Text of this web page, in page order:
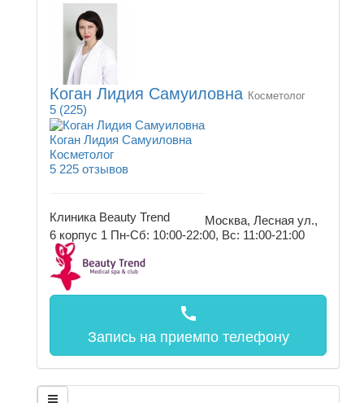
Коган Лидия Самуиловна Косметолог
5 (225)
Коган Лидия Самуиловна
Косметолог
5 225 отзывов
Клиника Beauty Trend
Москва, Лесная ул.,
6 корпус 1 Пн-Сб: 10:00-22:00, Вс: 11:00-21:00
call
Запись на приемпо телефону